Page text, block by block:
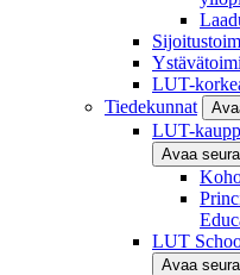
LUT-
Tiedekunnat
LUT-
Avaa
LUT
Avaa